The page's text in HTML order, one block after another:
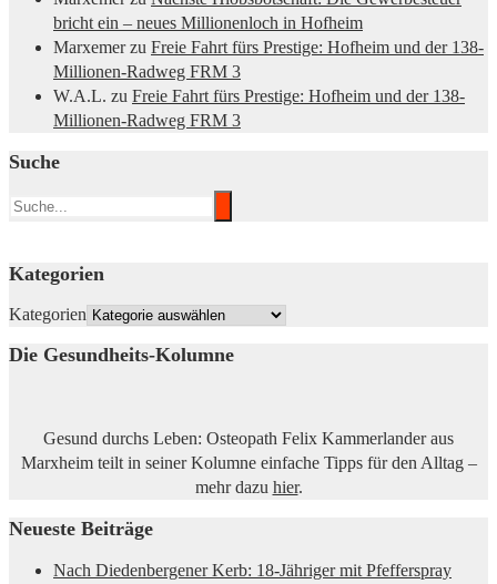
bricht ein – neues Millionenloch in Hofheim
Marxemerzu Freie Fahrt fürs Prestige: Hofheim und der 138-
Millionen-Radweg FRM 3
W.A.L. zu Freie Fahrt fürs Prestige: Hofheim und der 138-
Millionen-Radweg FRM 3
Suche
Kategorien
Kategorien
Die Gesundheits-Kolumne
Gesund durchs Leben: Osteopath Felix Kammerlander aus
Marxheim teilt in seiner Kolumne einfache Tipps für den Alltag –
mehr dazu hier.
Neueste Beiträge
Nach Diedenbergener Kerb: 18-Jähriger mit Pfefferspray